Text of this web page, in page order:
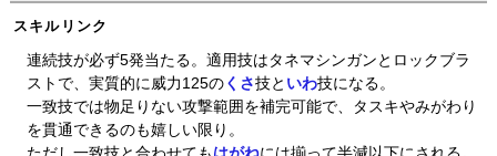
スキルリンク
連続技が必ず5発当たる。適用技はタネマシンガンとロックブラ
ストで、実質的に威力125のくさ技と いわ技になる。
一致技では物足りない攻撃範囲を補完可能で、タスキやみがわり
を貫通できるのも嬉しい限り。